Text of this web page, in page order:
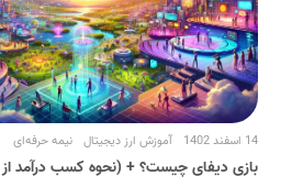
14 اسفند 1402 آموزش ارز دیجیتال نیمه حرفه‌ای
بازی دیفای چیست؟ + (نحوه کسب درآمد از Defi)